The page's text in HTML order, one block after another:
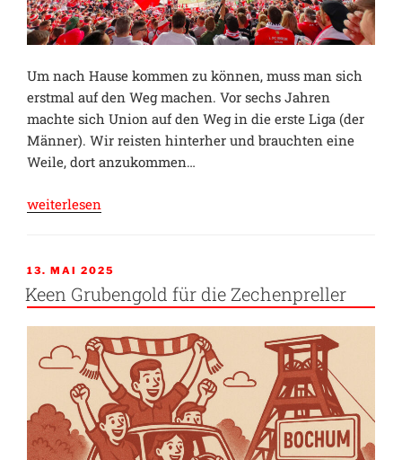
Um nach Hause kommen zu können, muss man sich
erstmal auf den Weg machen. Vor sechs Jahren
machte sich Union auf den Weg in die erste Liga (der
Männer). Wir reisten hinterher und brauchten eine
Weile, dort anzukommen…
„Football’s
weiterlesen
VERÖFFENTLICHT
AM
13. MAI 2025
Keen Grubengold für die Zechenpreller